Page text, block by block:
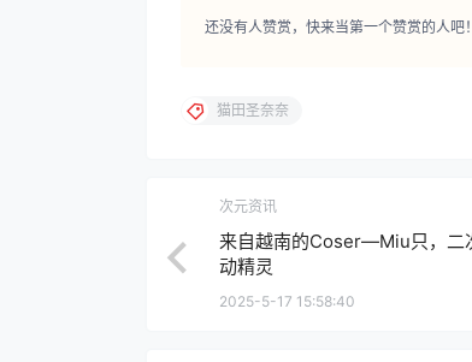
还没有人赞赏，快来当第一个赞赏的人吧！